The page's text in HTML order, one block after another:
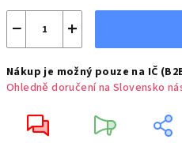
+
−
Nákup je možný pouze na IČ
Ohledně doručení na Slovensko